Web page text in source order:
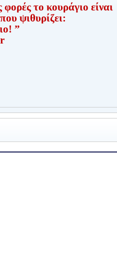
το κουράγιο είναι
ψιθυρίζει:
”